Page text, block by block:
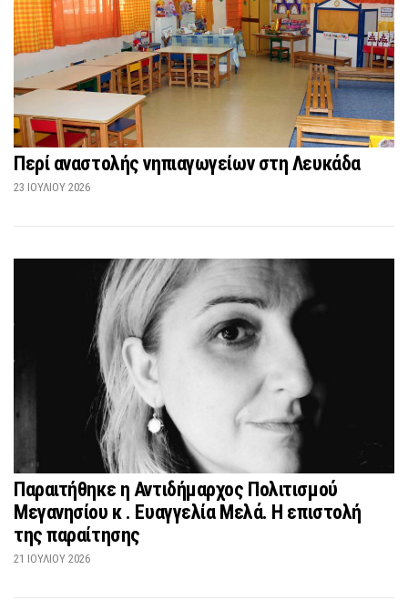
Περί αναστολής νηπιαγωγείων στη Λευκάδα
23 ΙΟΥΛΊΟΥ 2026
Παραιτήθηκε η Αντιδήμαρχος Πολιτισμού
Μεγανησίου κ . Ευαγγελία Μελά. Η επιστολή
της παραίτησης
21 ΙΟΥΛΊΟΥ 2026